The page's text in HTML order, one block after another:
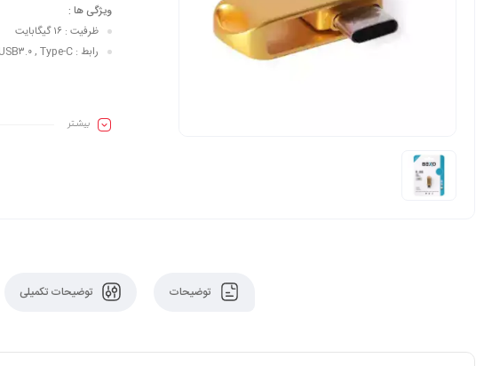
ویژگی ها :
ظرفیت : ۱۶ گیگابایت
رابط : USB۳.۰ , Type-C
بیشـتر
توضیحات توضیحات تکمیلی